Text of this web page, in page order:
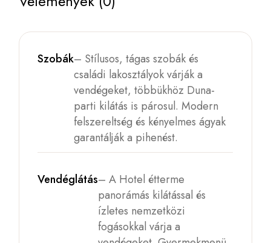
Szobák– Stílusos, tágas szobák és
családi lakosztályok várják a
vendégeket, többükhöz Duna-
parti kilátás is párosul. Modern
felszereltség és kényelmes ágyak
garantálják a pihenést.
Vendéglátás– A Hotel étterme
panorámás kilátással és
ízletes nemzetközi
fogásokkal várja a